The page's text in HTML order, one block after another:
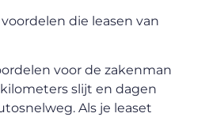
die leasen van
voor de zakenman
slijt en dagen
Als je leaset